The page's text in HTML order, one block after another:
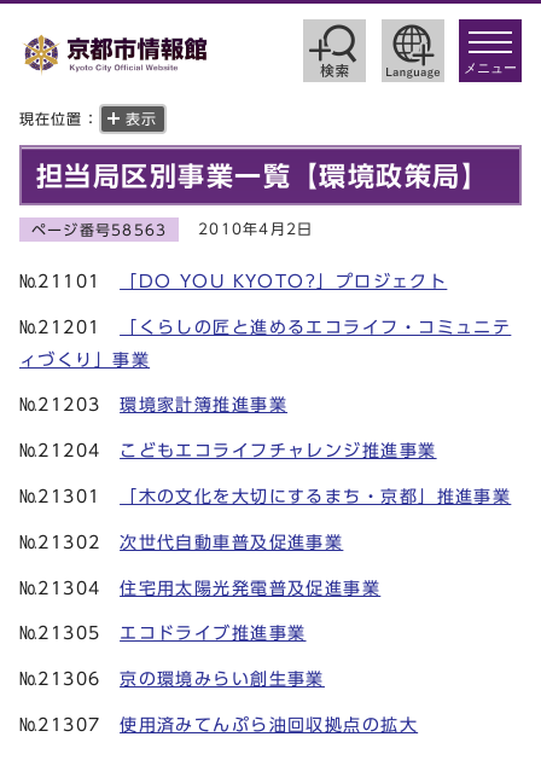
toggle
メニュー
現在位置： 表示
担当局区別事業一覧【環境政策局】
ページ番号58563 2010年4月2日
№21101 「DO YOU KYOTO?」プロジェクト
№21201
「くらしの匠と進めるエコライフ・コミュニテ
ィづくり」事業
№21203環境家計簿推進事業
№21204 こどもエコライフチャレンジ推進事業
№21301 「木の文化を大切にするまち・京都」推進事業
№21302次世代自動車普及促進事業
№21304住宅用太陽光発電普及促進事業
№21305 エコドライブ推進事業
№21306京の環境みらい創生事業
№21307使用済みてんぷら油回収拠点の拡大